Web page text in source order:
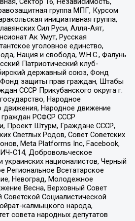
группа МПГ, Курсом
инициативная группа,
Сил Руси, Алля-Аят,
Ак Умут, Русская
уголовное единство,
Нация и свобода, W.H.С., Фалунь
Патриотический клуб-
державный союз, Фонд
защиты прав граждан, Штабы
СССР Прикубанского округа г.
Народное
движения, Народное движение
РСФСР СССР
Проект Штурм, Граждане СССР,
Светлых Родов, Совет Советских
Meta Platforms Inc, Facebook,
С14, Добровольческое
националистов, Черный
Региональное Всетатарское
Невоград, Молодежное
Весна, Верховный Совет
Социалистической
калмыцкого народа,
совета народных депутатов